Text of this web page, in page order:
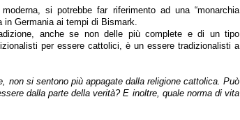
si potrebbe far riferimento ad una “monarchia
in Germania ai tempi di Bismark.
anche se non delle più complete e di un tipo
per essere cattolici, è un essere tradizionalisti a
non si sentono più appagate dalla religione cattolica. Può
dalla parte della verità? E inoltre, quale norma di vita